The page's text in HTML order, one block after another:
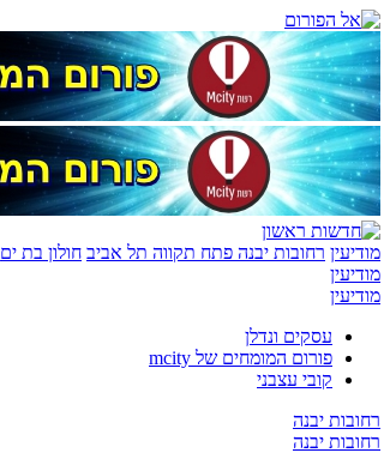
מודיעין רחובות יבנה פתח תקווה תל אביב חולון בת ים
מודיעין
מודיעין
עסקים ונדלן
פורום המומחים של mcity
קובי עצבני
רחובות יבנה
רחובות יבנה